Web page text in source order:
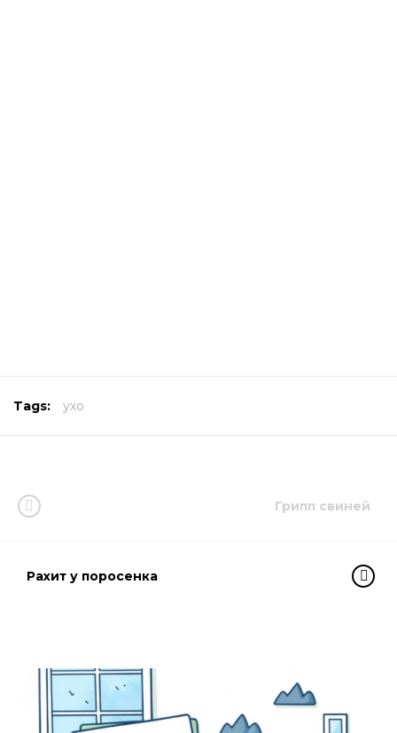
Tags: ухо
Грипп свиней
Рахит у поросенка